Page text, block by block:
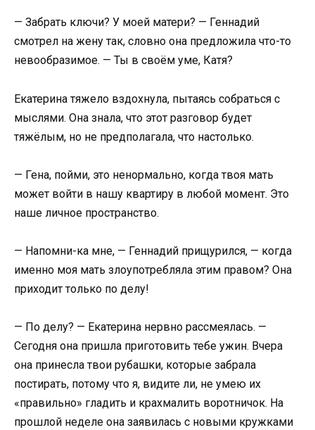
— Забрать ключи? У моей матери? — Геннадий
смотрел на жену так, словно она предложила что-то
невообразимое. — Ты в своём уме, Катя?
Екатерина тяжело вздохнула, пытаясь собраться с
мыслями. Она знала, что этот разговор будет
тяжёлым, но не предполагала, что настолько.
— Гена, пойми, это ненормально, когда твоя мать
может войти в нашу квартиру в любой момент. Это
наше личное пространство.
— Напомни-ка мне, — Геннадий прищурился, — когда
именно моя мать злоупотребляла этим правом? Она
приходит только по делу!
— По делу? — Екатерина нервно рассмеялась. —
Сегодня она пришла приготовить тебе ужин. Вчера
она принесла твои рубашки, которые забрала
постирать, потому что я, видите ли, не умею их
«правильно» гладить и крахмалить воротничок. На
прошлой неделе она заявилась с новыми кружками